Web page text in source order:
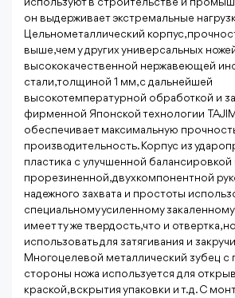
используют в строительстве и
он выдерживает экстремальные
Цельнометаллический корпус,
выше, чем у других универсальных
высококачественной нержавеющей
стали, толщиной 1 мм, с дальнейшей
высокотемпературной обработкой и
фирменной Японской технологии
обеспечивает максимальную
производительность. Корпус из
пластика c улучшенной балансировкой
прорезиненной, двухкомпонентной
надежного захвата и простоты
специальному усиленному
имеет ту же твердость, что и отвертка,
использовать для затягивания и
Многоцелевой металлический зубец
стороны ножа используется для
краской, вскрытия упаковки и т.д. С